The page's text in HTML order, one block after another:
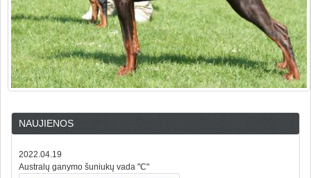
NAUJIENOS
2022.04.19
Australų ganymo šuniukų vada "C"